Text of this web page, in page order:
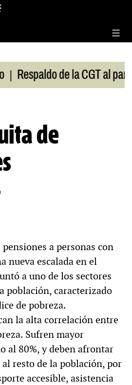
de la CGT al paro
de
a personas con
nueva escalada en el
a uno de los sectores
población, caracterizado
de pobreza.
la alta correlación entre
Sufren mayor
al 80%, y deben afrontar
resto de la población, por
accesible, asistencia